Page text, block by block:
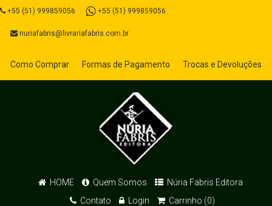
+55 (51) 999859056 +55 (51) 999859056
nuriafabris@livrariafabris.com.br
Como Comprar Formas de Pagamento Trocas e Devoluções
HOME Quem Somos
Núria Fabris Editora
Contato
Login Carrinho (0)